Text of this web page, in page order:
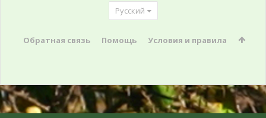
Русский
Обратная связь Помощь Условия и правила